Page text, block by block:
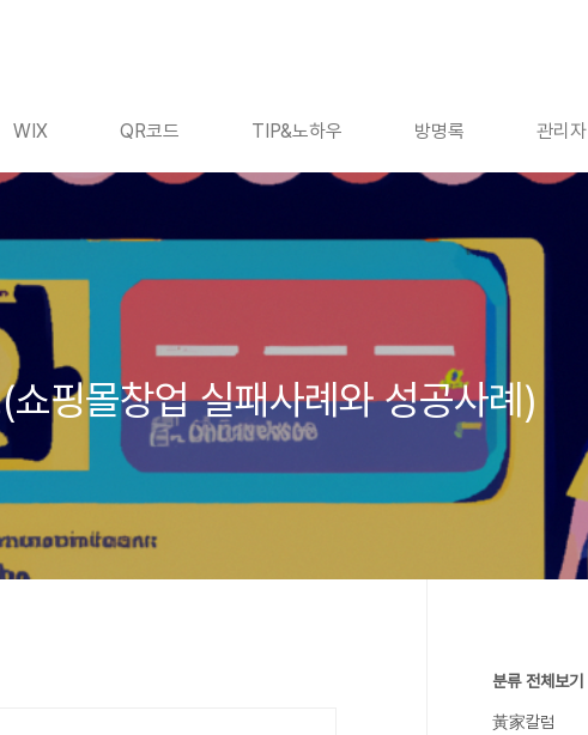
WIX QR코드 TIP&노하우 방명록 관리자
핑몰창업 실패사례와 성공사례)
분류 전체보기
黃家칼럼